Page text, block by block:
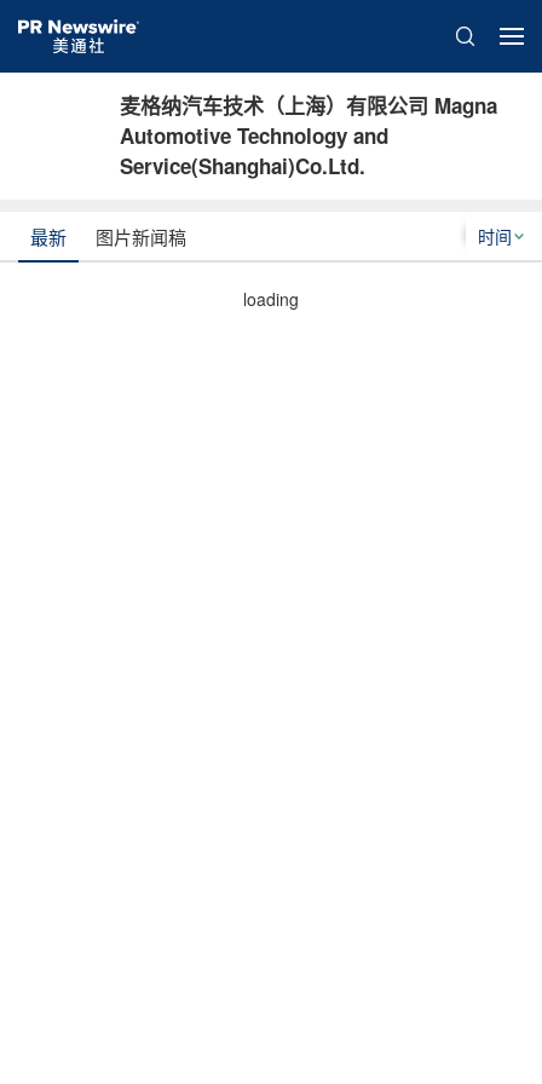
麦格纳汽车技术（上海）有限公司 Magna
Automotive Technology and
Service(Shanghai)Co.Ltd.
时间
最新 图片新闻稿
loading